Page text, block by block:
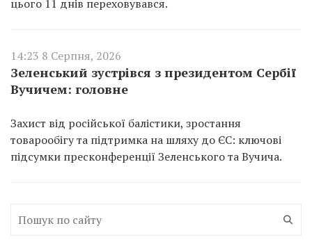
цього 11 днів переховувався.
14:23 8 Серпня, 2026
Зеленський зустрівся з президентом Сербії
Вучичем: головне
Захист від російської балістики, зростання
товарообігу та підтримка на шляху до ЄС: ключові
підсумки пресконференції Зеленського та Вучича.